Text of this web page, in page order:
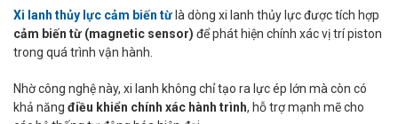
Xi lanh thủy lực cảm biến từ là dòng xi lanh thủy lực được tích hợp
cảm biến từ (magnetic sensor) để phát hiện chính xác vị trí piston
trong quá trình vận hành.
Nhờ công nghệ này, xi lanh không chỉ tạo ra lực ép lớn mà còn có
khả năng điều khiển chính xác hành trình, hỗ trợ mạnh mẽ cho